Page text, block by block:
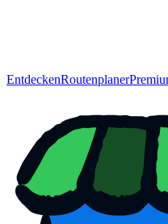
EntdeckenRoutenplaner